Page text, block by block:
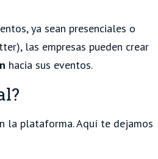
ya sean presenciales o
las empresas pueden crear
hacia sus eventos.
la plataforma. Aquí te dejamos